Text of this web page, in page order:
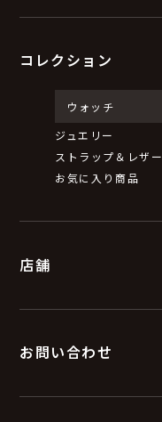
コレクション
ウォッチ
ジュエリー
ストラップ＆レザー
お気に入り商品
店舗
お問い合わせ